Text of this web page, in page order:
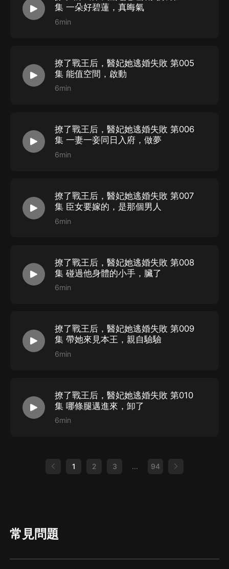
集 一朵好碧蓮，真晦氣
6min
撩了戰王后，醫妃她逃婚失敗 第005
集 能值空間，啟動
6min
撩了戰王后，醫妃她逃婚失敗 第006
集 一妻一妾同日入府，做夢
6min
撩了戰王后，醫妃她逃婚失敗 第007
集 臣女要嫁的，是那個男人
6min
撩了戰王后，醫妃她逃婚失敗 第008
集 碰過他身體的小手，臟了
6min
撩了戰王后，醫妃她逃婚失敗 第009
集 帶她來見本王，親自驗驗
6min
撩了戰王后，醫妃她逃婚失敗 第010
集 哪條腿邁進來，卸了
6min
1 2 3 ... 94
常見問題